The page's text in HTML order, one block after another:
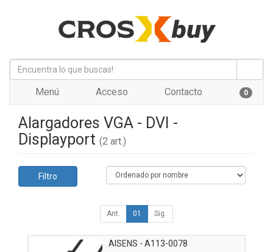
Menú Acceso Contacto 0
Alargadores VGA - DVI -
Displayport (2 art.)
Filtro
Ant. 01 Sig.
AISENS - A113-0078